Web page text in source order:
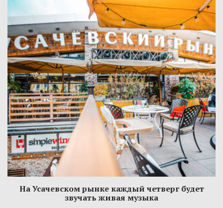
На Усачевском рынке каждый четверг будет
звучать живая музыка